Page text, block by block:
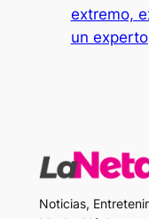
extremo,
un experto
Noticias,